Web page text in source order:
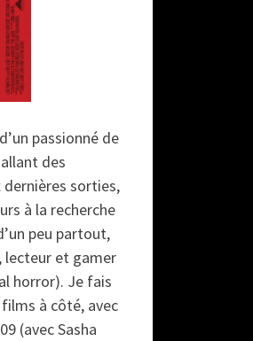
passionné de
des
dernières sorties,
à la recherche
peu partout,
lecteur et gamer
horror). Je fais
à côté, avec
(avec Sasha